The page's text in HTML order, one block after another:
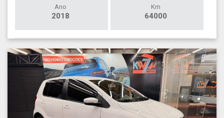
Ano
2018
Km
64000